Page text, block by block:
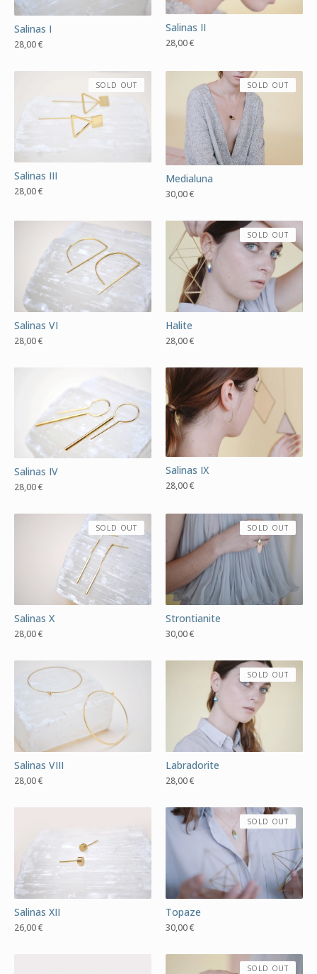
Salinas I
28,00€
Salinas II
28,00€
Salinas III
28,00€
SOLD OUT
Medialuna
30,00€
SOLD OUT
Salinas VI
28,00€
Halite
28,00€
SOLD OUT
Salinas IV
28,00€
Salinas IX
28,00€
Salinas X
28,00€
SOLD OUT
Strontianite
30,00€
SOLD OUT
Salinas VIII
28,00€
Labradorite
28,00€
SOLD OUT
Salinas XII
26,00€
Topaze
30,00€
SOLD OUT
SOLD OUT